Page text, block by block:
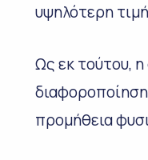
υψηλότερη
Ως εκ τούτου,
προμήθεια